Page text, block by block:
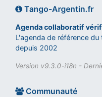
Tango-Argentin.fr
Agenda collaboratif
L'agenda de référence
depuis 2002
Version v9.3.0-i18n -
Communauté